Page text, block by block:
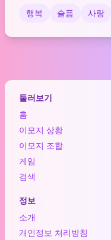
행복 슬픔 사랑
둘러보기
홈
이모지 상황
이모지 조합
게임
검색
정보
소개
개인정보 처리방침